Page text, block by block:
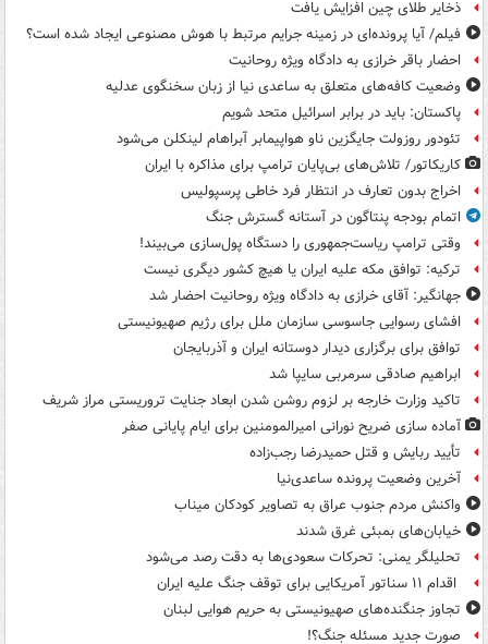
ذخایر طلای چین افزایش یافت
فیلم/ آیا پرونده‌ای در زمینه جرایم مرتبط با هوش مصنوعی ایجاد شده است؟
احضار باقر خرازی به دادگاه ویژه روحانیت
وضعیت کافه‌های متعلق به ساعدی نیا از زبان سخنگوی عدلیه
پاکستان: باید در برابر اسرائیل متحد شویم
تئودور روزولت جایگزین ناو هواپیمابر آبراهام لینکلن می‌شود
کاریکاتور/ تلاش‌های بی‌پایان ترامپ برای مذاکره با ایران
اخراج بدون تعارف در انتظار فرد خاطی پرسپولیس
اتمام بودجه پنتاگون در آستانه گسترش جنگ
وقتی ترامپ ریاست‌جمهوری را دستگاه پول‌سازی می‌بیند!
ترکیه: توافق مکه علیه ایران یا هیچ کشور دیگری نیست
جهانگیر: آقای خرازی به دادگاه ویژه روحانیت احضار شد
افشای رسوایی جاسوسی سازمان ملل برای رژیم صهیونیستی
توافق برای برگزاری دیدار دوستانه ایران و آذربایجان
ابراهیم صادقی سرمربی سایپا شد
تاکید وزارت خارجه بر لزوم روشن شدن ابعاد جنایت تروریستی مراز شریف
آماده سازی ضریح نورانی امیرالمومنین برای ایام پایانی صفر
تأیید ربایش و قتل حمیدرضا رجب‌زاده
آخرین وضعیت پرونده ساعدی‌نیا
واکنش مردم جنوب عراق به تصاویر کودکان میناب
خیابان‌های بمبئی غرق شدند
تحلیلگر یمنی: تحرکات سعودی‌ها به دقت رصد می‌شود
اقدام ۱۱ سناتور آمریکایی برای توقف جنگ علیه ایران
تجاوز جنگنده‌های صهیونیستی به حریم هوایی لبنان
صورت جدید مسئله جنگ؟!